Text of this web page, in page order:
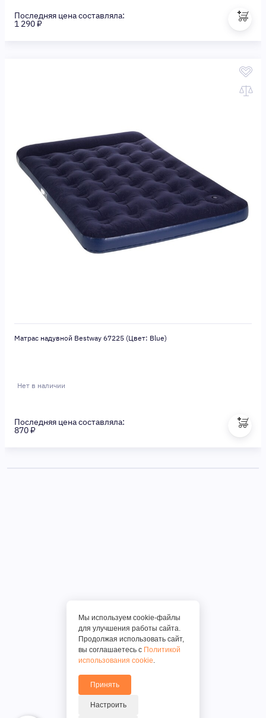
Последняя цена составляла:
1 290 ₽
Матрас надувной Bestway 67225 (Цвет: Blue)
Нет в наличии
Последняя цена составляла:
870 ₽
Мы используем cookie-файлы
для улучшения работы сайта.
Продолжая использовать сайт,
вы соглашаетесь с Политикой
использования cookie.
Принять
Настроить